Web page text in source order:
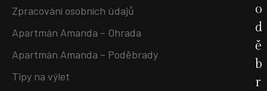
Zpracování osobních údajů
Apartmán Amanda – Ohrada
Apartmán Amanda – Poděbrady
Tipy na výlet
o
d
ě
b
r